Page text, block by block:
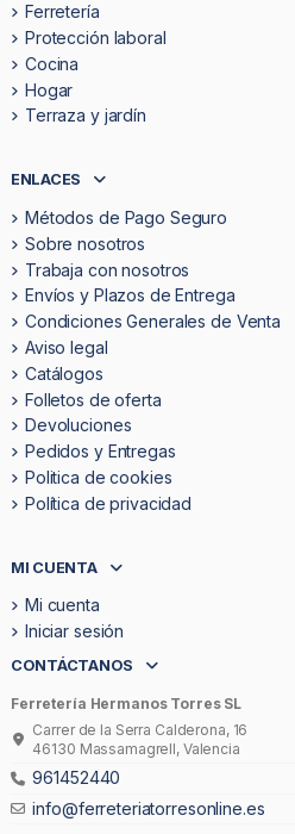
Ferretería
Protección laboral
Cocina
Hogar
Terraza y jardín
ENLACES
Métodos de Pago Seguro
Sobre nosotros
Trabaja con nosotros
Envíos y Plazos de Entrega
Condiciones Generales de Venta
Aviso legal
Catálogos
Folletos de oferta
Devoluciones
Pedidos y Entregas
Politica de cookies
Política de privacidad
MI CUENTA
Mi cuenta
Iniciar sesión
CONTÁCTANOS
Ferretería Hermanos Torres SL
Carrer de la Serra Calderona, 16
46130 Massamagrell, Valencia
961452440
info@ferreteriatorresonline.es